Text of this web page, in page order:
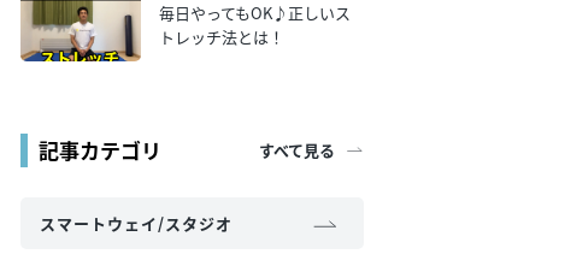
毎日やってもOK♪正しいス
トレッチ法とは！
記事カテゴリ すべて見る
スマートウェイ/スタジオ